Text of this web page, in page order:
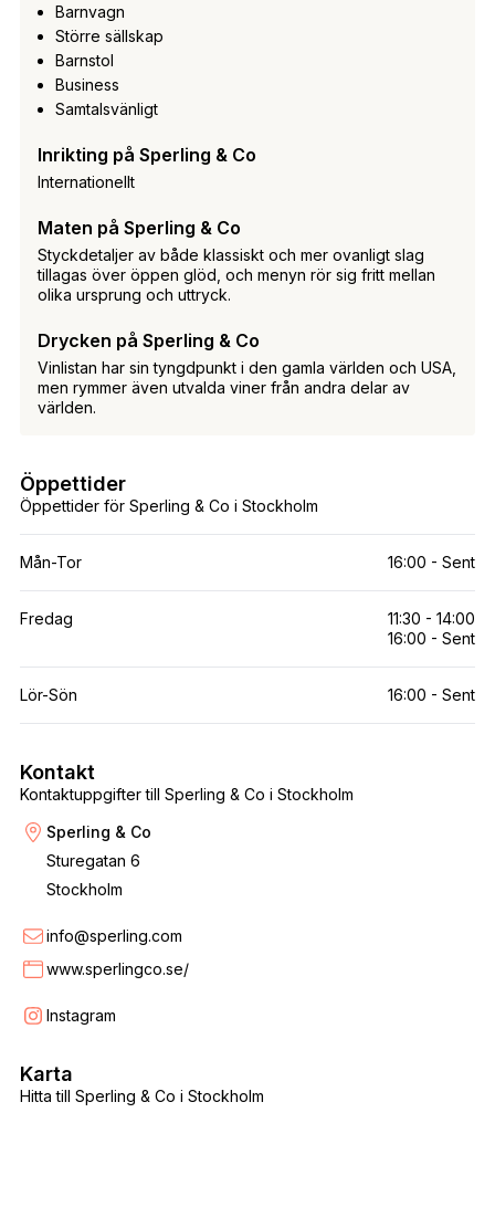
Barnvagn
Större sällskap
Barnstol
Business
Samtalsvänligt
Inrikting på Sperling & Co
Internationellt
Maten på Sperling & Co
Styckdetaljer av både klassiskt och mer ovanligt slag
tillagas över öppen glöd, och menyn rör sig fritt mellan
olika ursprung och uttryck.
Drycken på Sperling & Co
Vinlistan har sin tyngdpunkt i den gamla världen och USA,
men rymmer även utvalda viner från andra delar av
världen.
Öppettider för Sperling & Co i Stockholm
Öppettider
Mån-Tor 16:00 - Sent
Fredag
11:30 - 14:00
16:00 - Sent
Lör-Sön 16:00 - Sent
Kontaktuppgifter till Sperling & Co i Stockholm
Kontakt
Sperling & Co
Sturegatan 6
Stockholm
info@sperling.com
www.sperlingco.se/
Instagram
Hitta till Sperling & Co i Stockholm
Karta